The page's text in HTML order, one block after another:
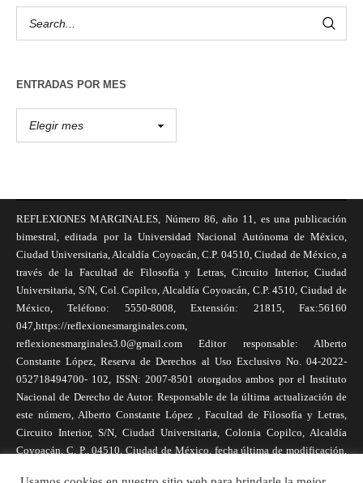
ENTRADAS POR MES
REFLEXIONES MARGINALES, Número 86, año 11, es una publicación
bimestral, editada por la Universidad Nacional Autónoma de México,
Ciudad Universitaria, Alcaldía Coyoacán, C.P. 04510, Ciudad de México, a
través de la Facultad de Filosofía y Letras, Circuito Interior, Ciudad
Universitaria, S/N, Col. Copilco, Alcaldía Coyoacán, C.P. 4510, Ciudad de
México, Teléfono: 5550-8008, Extensión: 21815, Fax:56160
047,https://reflexionesmarginales.com,
reflexionesmarginales3.0@gmail.com Editor responsable: Alberto
Constante López, Reserva de Derechos al Uso Exclusivo No. 04-2022-
052718494700- 102, ISSN: 2007-8501 otorgados ambos por el Instituto
Nacional de Derecho de Autor. Responsable de la última actualización de
este número, Alberto Constante López , Facultad de Filosofía y Letras,
Circuito Interior, S/N, Ciudad Universitaria, Colonia Copilco, Alcaldía
Coyoacán, C. P., 04510, Ciudad de México, fecha última de modificación,